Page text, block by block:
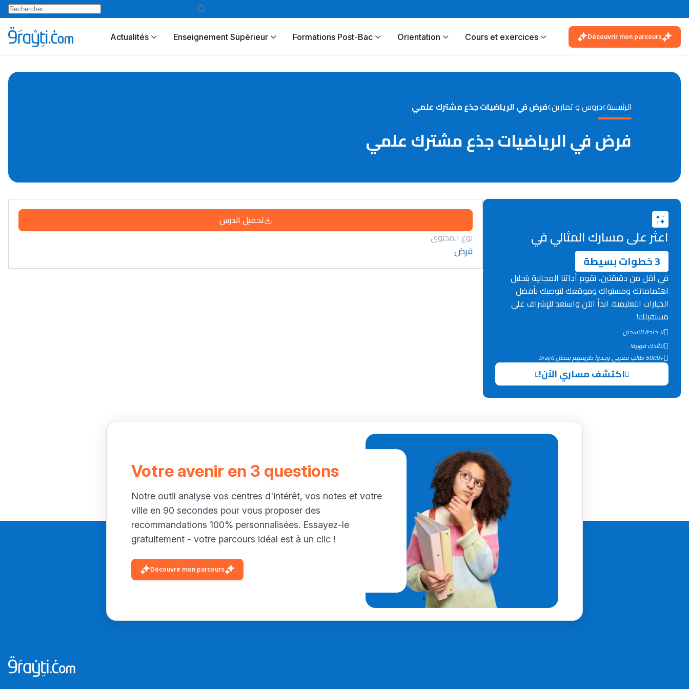
Actualités Enseignement Supérieur Formations Post-Bac Orientation Cours et exercices Découvrir mon parcours
الرئيسية دروس و تمارين فرض في الرياضيات جذع مشترك علمي
فرض في الرياضيات جذع مشترك علمي
تحميل الدرس
نوع المحتوى
فرض
اعثر على مسارك المثالي في
3 خطوات بسيطة
في أقل من دقيقتين، تقوم أداتنا المجانية بتحليل
اهتماماتك ومستواك وموقعك لتوصيك بأفضل
الخيارات التعليمية. ابدأ الآن واستعد للإشراف على
مستقبلك!
لا حاجة للتسجيل
نتائجك فورية!
+5000 طالب مغربي وجدوا طريقهم بفضل 9rayti.
اكتشف مساري الآن!
Votre avenir en 3 questions
Notre outil analyse vos centres d'intérêt, vos notes et votre
ville en 90 secondes pour vous proposer des
recommandations 100% personnalisées. Essayez-le
gratuitement - votre parcours idéal est à un clic !
Découvrir mon parcours